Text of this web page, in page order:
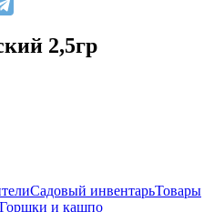
2,5гр
Садовый инвентарьТовары
Горшки и кашпо